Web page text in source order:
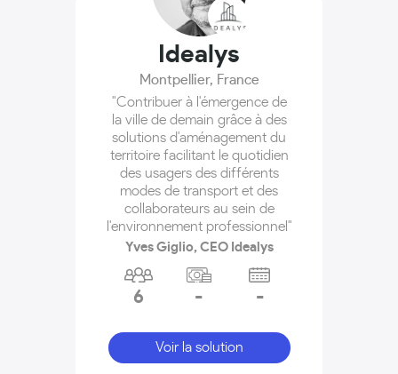
Idealys
Montpellier, France
"Contribuer à l'émergence de
la ville de demain grâce à des
solutions d'aménagement du
territoire facilitant le quotidien
des usagers des différents
modes de transport et des
collaborateurs au sein de
l'environnement professionnel"
Yves Giglio, CEO Idealys
6 - -
Voir la solution